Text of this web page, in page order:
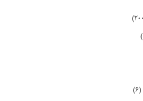
(۶)